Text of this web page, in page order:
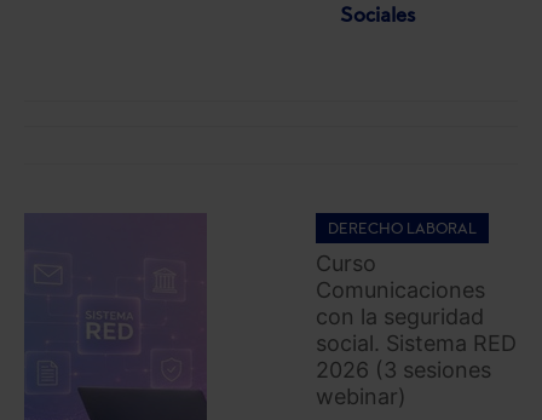
Sociales
DERECHO LABORAL
Curso
Comunicaciones
con la seguridad
social. Sistema RED
2026 (3 sesiones
webinar)